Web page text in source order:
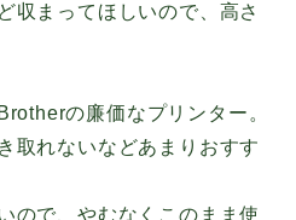
収まってほしいので、高さ
の廉価なプリンター。
取れないなどあまりおすす
ので、やむなくこのまま使